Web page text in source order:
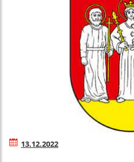
13.12.2022